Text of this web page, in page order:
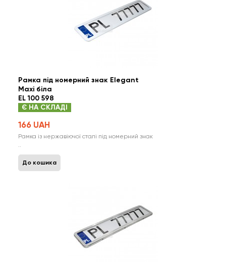
Рамка під номерний знак Elegant
Maxi біла
EL 100 598
Є НА СКЛАДІ
166 UAH
Рамка із нержавіючої сталі під номерний знак
..
До кошика